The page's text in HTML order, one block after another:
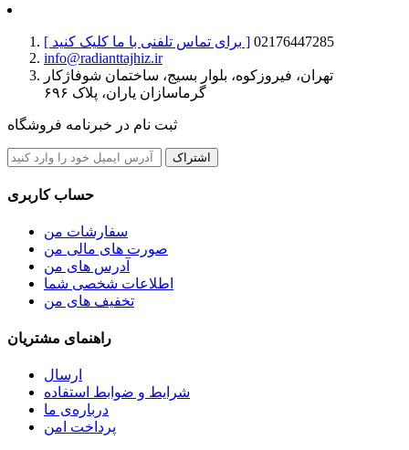
[ برای تماس تلفنی با ما کلیک کنید ] 02176447285
info@radianttajhiz.ir
تهران، فیروزکوه، بلوار بسیج، ساختمان شوفاژکار
گرماسازان یاران، پلاک ۶۹۶
ثبت نام در خبرنامه فروشگاه
اشتراک
حساب کاربری
سفارشات من
صورت های مالی من
آدرس های من
اطلاعات شخصی شما
تخفیف های من
راهنمای مشتریان
ارسال
شرایط و ضوابط استفاده
درباره‌ی ما
پرداخت امن